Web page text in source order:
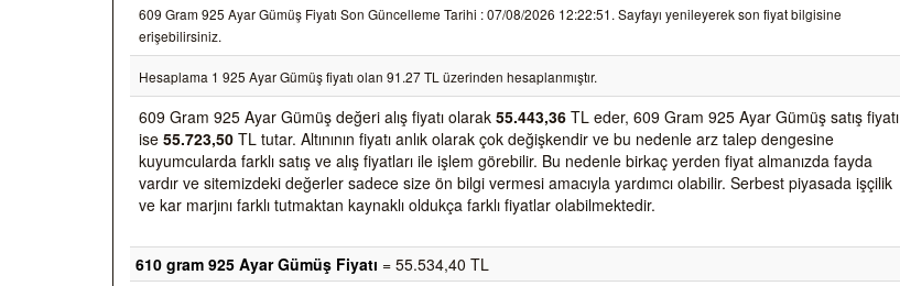
609 Gram 925 Ayar Gümüş Fiyatı Son Güncelleme Tarihi : 07/08/2026 12:22:51. Sayfayı yenileyerek son fiyat bilgisine
erişebilirsiniz.
Hesaplama 1 925 Ayar Gümüş fiyatı olan 91.27 TL üzerinden hesaplanmıştır.
609 Gram 925 Ayar Gümüş değeri alış fiyatı olarak 55.443,36 TL eder, 609 Gram 925 Ayar Gümüş satış fiyatı
ise 55.723,50 TL tutar. Altınının fiyatı anlık olarak çok değişkendir ve bu nedenle arz talep dengesine
kuyumcularda farklı satış ve alış fiyatları ile işlem görebilir. Bu nedenle birkaç yerden fiyat almanızda fayda
vardır ve sitemizdeki değerler sadece size ön bilgi vermesi amacıyla yardımcı olabilir. Serbest piyasada işçilik
ve kar marjını farklı tutmaktan kaynaklı oldukça farklı fiyatlar olabilmektedir.
610 gram 925 Ayar Gümüş Fiyatı = 55.534,40 TL